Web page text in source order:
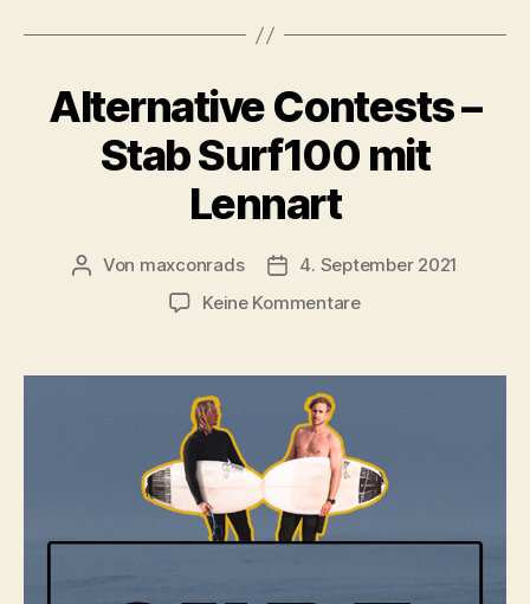
Alternative Contests –
Stab Surf100 mit
Lennart
Beitragsautor
Von maxconrads Beitragsdatum
4. September 2021
Keine Kommentarezu
–
mit
Lennart